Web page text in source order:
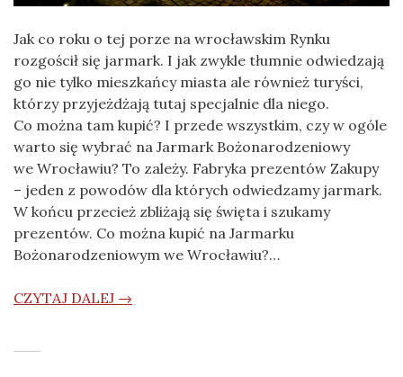
Jak co roku o tej porze na wrocławskim Rynku
rozgościł się jarmark. I jak zwykle tłumnie odwiedzają
go nie tylko mieszkańcy miasta ale również turyści,
którzy przyjeżdżają tutaj specjalnie dla niego.
Co można tam kupić? I przede wszystkim, czy w ogóle
warto się wybrać na Jarmark Bożonarodzeniowy
we Wrocławiu? To zależy. Fabryka prezentów Zakupy
– jeden z powodów dla których odwiedzamy jarmark.
W końcu przecież zbliżają się święta i szukamy
prezentów. Co można kupić na Jarmarku
Bożonarodzeniowym we Wrocławiu?…
CZYTAJ DALEJ →